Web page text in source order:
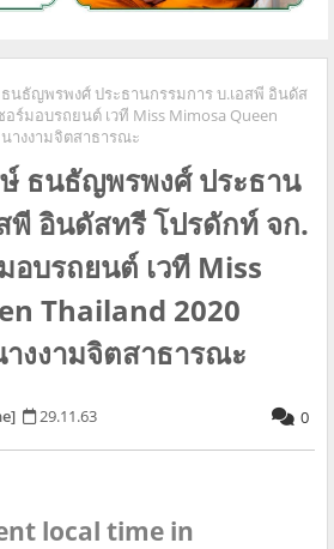
นธัญพรพงศ์ ประธานกรรมการ บ.เอสพี อินดัส
ร์มอบรถยนต์ เวที Miss Mimosa Queen
นางงามจิตสาธารณะ
ธนธัญพรพงศ์ ประธาน
พี อินดัสทรี โปรดักท์ จก.
อบรถยนต์ เวที Miss
Thailand 2020
งงามจิตสาธารณะ
29.11.63 0
local time in